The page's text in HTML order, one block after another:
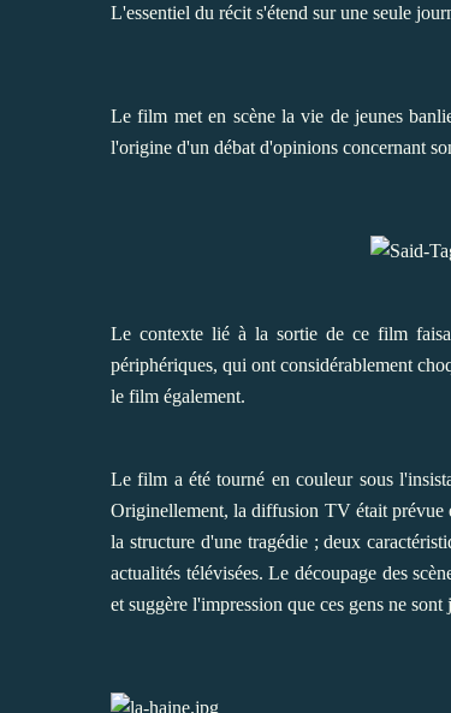
L'essentiel du récit s'étend sur une seule
Le film met en scène la vie de jeunes
l'origine d'un débat d'opinions concernant
Le contexte lié à la sortie de ce film
périphériques, qui ont considérablement
le film également.
Le film a été tourné en couleur sous
Originellement, la diffusion TV était prévue
la structure d'une tragédie ; deux
actualités télévisées. Le découpage des
et suggère l'impression que ces gens ne